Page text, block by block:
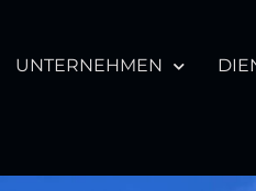
UNTERNEHMEN